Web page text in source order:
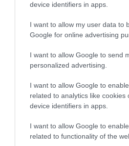
device identifiers in apps.
I want to allow my user data to
Google for online advertising
I want to allow Google to send
personalized advertising.
I want to allow Google to
related to analytics like cookies
device identifiers in apps.
I want to allow Google to
related to functionality of the
Szkiáthosz még a népszerű
először a figyelem
turistaparadicsommá nőtte ki
Koukounaries Beachen
amit kívánhatunk: hangulatos
éttermek, bőséges
egészében fák veszik körül, és
kipróbálhatjuk.